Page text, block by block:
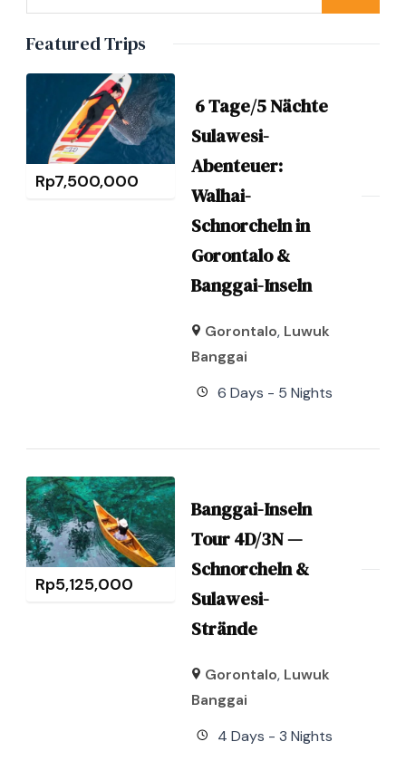
Featured Trips
Rp7,500,000
6 Tage/5 Nächte
Sulawesi-
Abenteuer:
Walhai-
Schnorcheln in
Gorontalo &
Banggai-Inseln
Gorontalo, Luwuk
Banggai
6 Days - 5 Nights
Rp5,125,000
Banggai-Inseln
Tour 4D/3N —
Schnorcheln &
Sulawesi-
Strände
Gorontalo, Luwuk
Banggai
4 Days - 3 Nights